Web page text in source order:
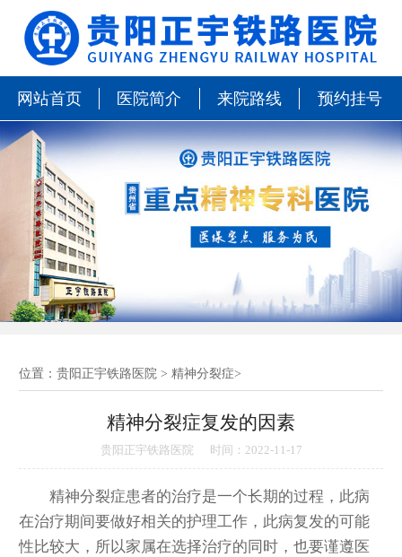
网站首页 医院简介 来院路线 预约挂号
位置： 贵阳正宇铁路医院 > 精神分裂症>
精神分裂症复发的因素
贵阳正宇铁路医院 时间：2022-11-17
精神分裂症患者的治疗是一个长期的过程，此病
在治疗期间要做好相关的护理工作，此病复发的可能
性比较大，所以家属在选择治疗的同时，也要谨遵医